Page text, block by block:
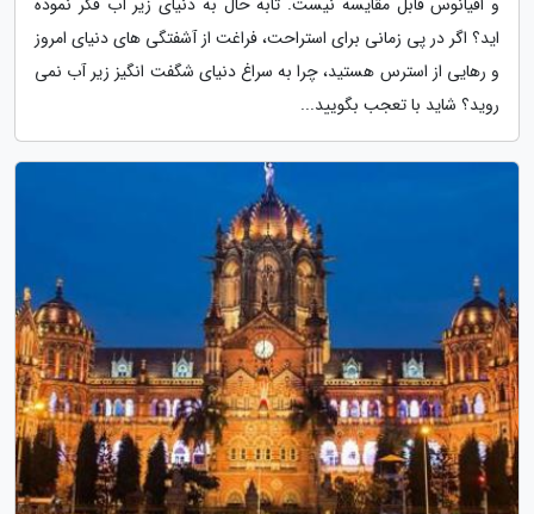
اید؟ اگر در پی زمانی برای استراحت، فراغت از آشفتگی های دنیای امروز
و رهایی از استرس هستید، چرا به سراغ دنیای شگفت انگیز زیر آب نمی
روید؟ شاید با تعجب بگویید...